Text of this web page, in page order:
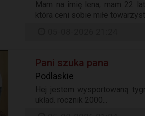
Mam na imię lena, mam 22
która ceni sobie miłe
Pani szuka pana
Podlaskie
Hej jestem wysportowaną
układ. rocznik 2000...